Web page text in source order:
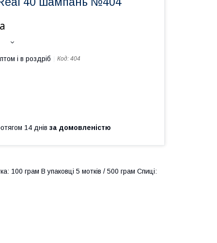
і в роздріб Код: 404
14 днів за домовленістю
100 грам В упаковці 5 мотків / 500 грам Спиці: